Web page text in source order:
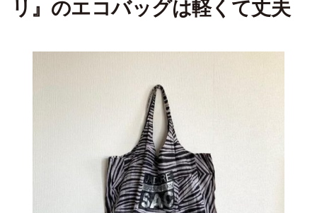
リ』のエコバッグは軽くて丈夫